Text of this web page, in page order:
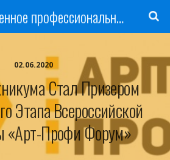
Государственное профессиональное образовательное учреждение
02.06.2020
Стал Призером
Этапа Всероссийской
«Арт-Профи Форум»